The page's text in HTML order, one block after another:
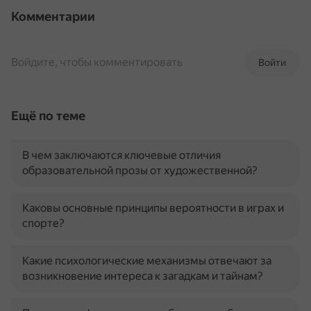
Комментарии
Войти
Войдите, чтобы комментировать
Ещё по теме
В чем заключаются ключевые отличия
образовательной прозы от художественной?
Каковы основные принципы вероятности в играх и
спорте?
Какие психологические механизмы отвечают за
возникновение интереса к загадкам и тайнам?